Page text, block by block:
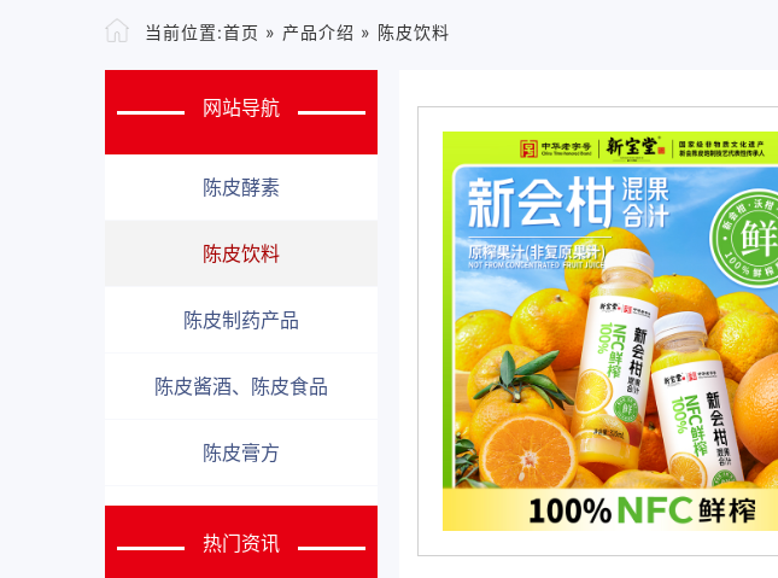
当前位置:首页 » 产品介绍 » 陈皮饮料
网站导航
陈皮酵素
陈皮饮料
陈皮制药产品
陈皮酱酒、陈皮食品
陈皮膏方
热门资讯